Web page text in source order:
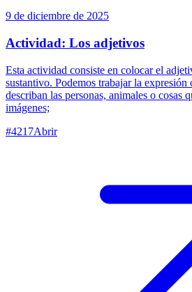
9 de diciembre de 2025
Actividad: Los adjetivos
Esta actividad consiste en colocar el
sustantivo. Podemos trabajar la
describan las personas, animales o cosas
imágenes;
#4217Abrir